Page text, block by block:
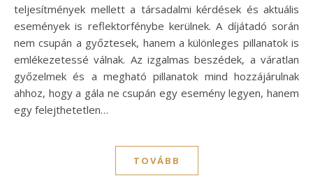
teljesítmények mellett a társadalmi kérdések és aktuális
események is reflektorfénybe kerülnek. A díjátadó során
nem csupán a győztesek, hanem a különleges pillanatok is
emlékezetessé válnak. Az izgalmas beszédek, a váratlan
győzelmek és a megható pillanatok mind hozzájárulnak
ahhoz, hogy a gála ne csupán egy esemény legyen, hanem
egy felejthetetlen…
TOVÁBB